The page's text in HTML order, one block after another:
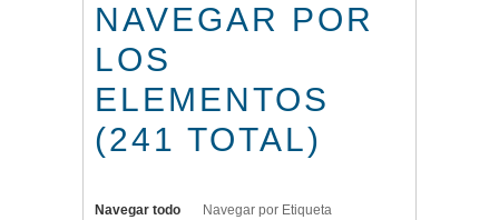
NAVEGAR POR
LOS
ELEMENTOS
(241 TOTAL)
Navegar todo Navegar por Etiqueta